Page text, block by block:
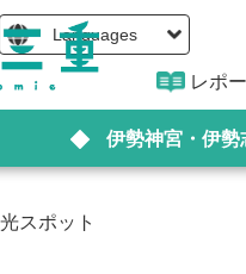
Languages
レポ
伊勢神宮・伊勢
スポット